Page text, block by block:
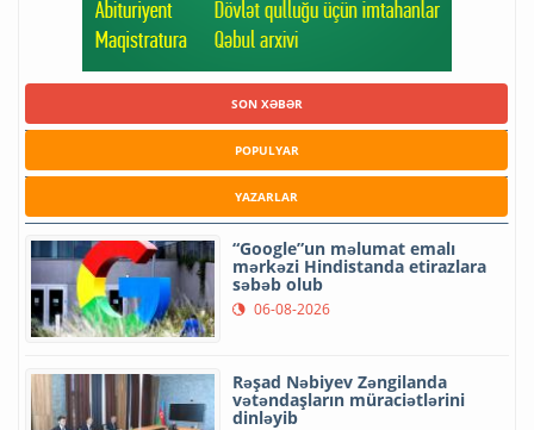
SON XƏBƏR
POPULYAR
YAZARLAR
“Google”un məlumat emalı
mərkəzi Hindistanda etirazlara
səbəb olub
06-08-2026
Rəşad Nəbiyev Zəngilanda
vətəndaşların müraciətlərini
dinləyib